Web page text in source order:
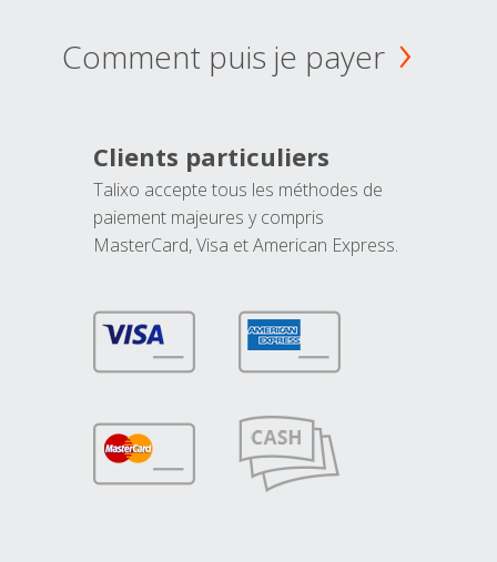
Comment puis je payer
Clients particuliers
Talixo accepte tous les méthodes de
paiement majeures y compris
MasterCard, Visa et American Express.